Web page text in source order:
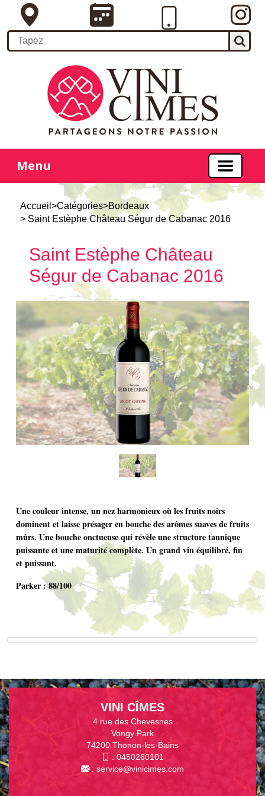
Menu
Accueil >Catégories>Bordeaux
> Saint Estèphe Château Ségur de Cabanac 2016
Saint Estèphe Château
Ségur de Cabanac 2016
Une couleur intense, un nez harmonieux où les fruits noirs
dominent et laisse présager en bouche des arômes suaves de fruits
mûrs. Une bouche onctueuse qui révèle une structure tannique
puissante et une maturité complète. Un grand vin équilibré, fin
et puissant.
Parker : 88/100
VINI CÎMES
4 rue des Chevesnes
Vongy Park
74200 Thonon-les-Bains
: 0450260101
: service@vinicimes.com